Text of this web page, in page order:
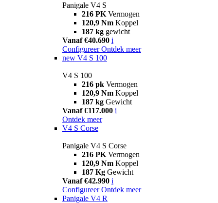
Panigale V4 S
216 PK Vermogen
120,9 Nm Koppel
187 kg gewicht
Vanaf €40.690 i
Configureer Ontdek meer
new V4 S 100
V4 S 100
216 pk Vermogen
120,9 Nm Koppel
187 kg Gewicht
Vanaf €117.000 i
Ontdek meer
V4 S Corse
Panigale V4 S Corse
216 PK Vermogen
120,9 Nm Koppel
187 Kg Gewicht
Vanaf €42.990 i
Configureer Ontdek meer
Panigale V4 R